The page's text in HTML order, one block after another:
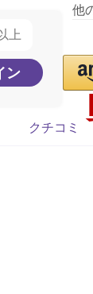
他
クチコミ